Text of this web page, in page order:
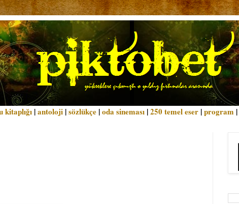
kitaplığı |antoloji |sözlükçe |oda sineması |250 temel eser |program |